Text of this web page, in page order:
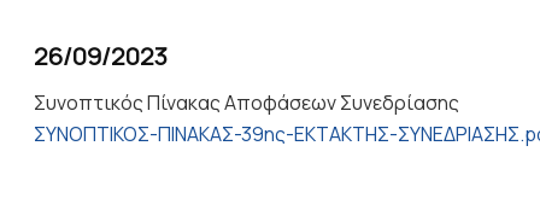
26/09/2023
Συνοπτικός Πίνακας Αποφάσεων Συνεδρίασης
ΣΥΝΟΠΤΙΚΟΣ-ΠΙΝΑΚΑΣ-39ης-ΕΚΤΑΚΤΗΣ-